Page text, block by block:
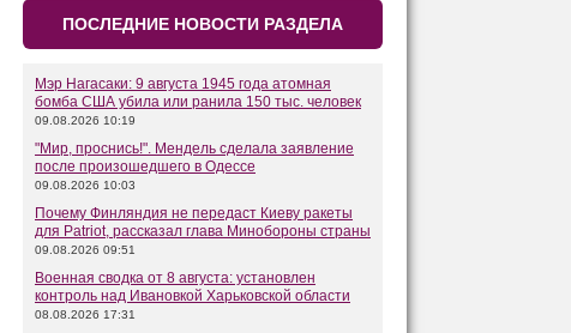
ПОСЛЕДНИЕ НОВОСТИ РАЗДЕЛА
Мэр Нагасаки: 9 августа 1945 года атомная
бомба США убила или ранила 150 тыс. человек
09.08.2026 10:19
"Мир, проснись!". Мендель сделала заявление
после произошедшего в Одессе
09.08.2026 10:03
Почему Финляндия не передаст Киеву ракеты
для Patriot, рассказал глава Минобороны страны
09.08.2026 09:51
Военная сводка от 8 августа: установлен
контроль над Ивановкой Харьковской области
08.08.2026 17:31